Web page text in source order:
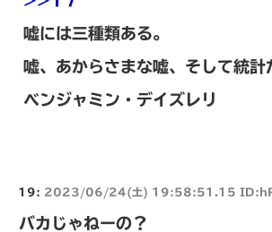
嘘には三種類ある。
嘘、あからさまな嘘、そして統計
ベンジャミン・デイズレリ
19: 2023/06/24(土) 19:58:51.15
バカじゃねーの？